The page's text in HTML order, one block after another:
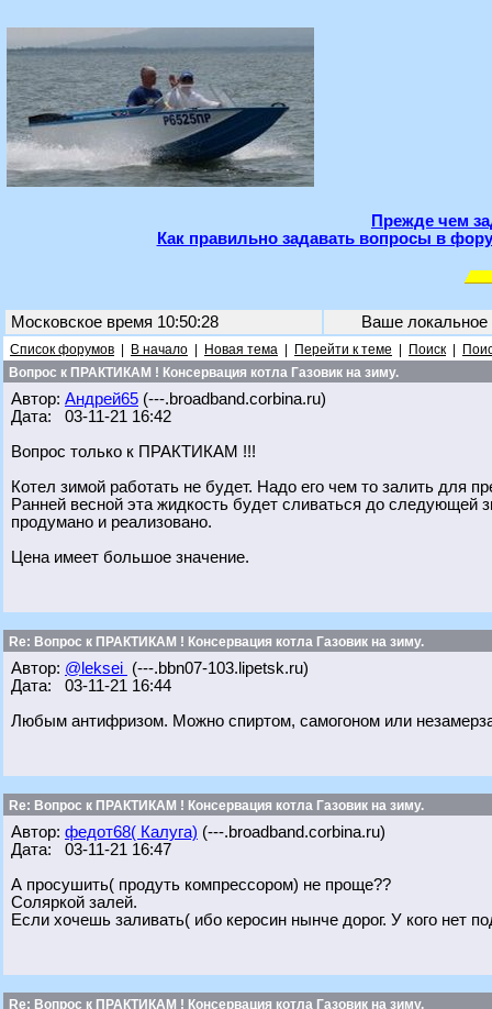
Прежде чем
Как правильно задавать вопросы в
Московское время 10:50:28 Ваше
Список форумов В начало Новая тема Перейти к теме Поиск
Вопрос к ПРАКТИКАМ ! Консервация котла Газовик на зиму.
Автор: Андрей65 (---.broadband.corbina.ru)
Дата: 03-11-21 16:42
Вопрос только к ПРАКТИКАМ !!!
Котел зимой работать не будет. Надо его чем то залить для
Ранней весной эта жидкость будет сливаться до следующей
продумано и реализовано.
Цена имеет большое значение.
Re: Вопрос к ПРАКТИКАМ ! Консервация котла Газовик на зиму.
Автор: @leksei (---.bbn07-103.lipetsk.ru)
Дата: 03-11-21 16:44
Любым антифризом. Можно спиртом, самогоном или
Re: Вопрос к ПРАКТИКАМ ! Консервация котла Газовик на зиму.
Автор: федот68( Калуга) (---.broadband.corbina.ru)
Дата: 03-11-21 16:47
А просушить( продуть компрессором) не проще??
Соляркой залей.
Если хочешь заливать( ибо керосин нынче дорог. У кого нет
Re: Вопрос к ПРАКТИКАМ ! Консервация котла Газовик на зиму.